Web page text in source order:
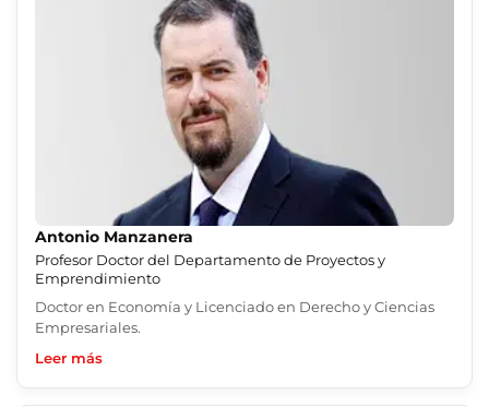
Antonio Manzanera
Profesor Doctor del Departamento de Proyectos y
Emprendimiento
Doctor en Economía y Licenciado en Derecho y Ciencias
Empresariales.
Leer más